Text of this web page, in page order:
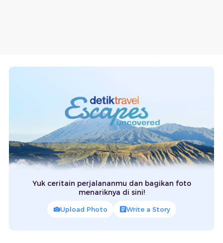
Yuk ceritain perjalananmu dan bagikan foto
menariknya di sini!
Upload Photo Write a Story